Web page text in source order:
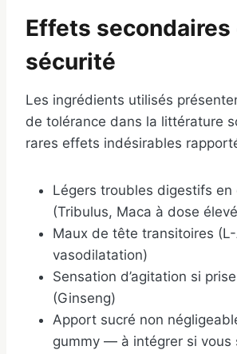
Effets secondaires
sécurité
Les ingrédients utilisés
de tolérance dans la littérature
rares effets indésirables
Légers troubles digestifs
(Tribulus, Maca à dose
Maux de tête transitoires
vasodilatation)
Sensation d’agitation si
(Ginseng)
Apport sucré non
gummy — à intégrer si vous